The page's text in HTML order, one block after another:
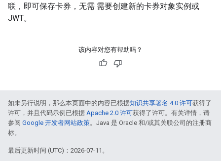
联，即可保存卡券，无需 需要创建新的卡券对象实例或
JWT。
该内容对您有帮助吗？
如未另行说明，那么本页面中的内容已根据知识共享署名 4.0 许可获得了
许可，并且代码示例已根据 Apache 2.0 许可获得了许可。有关详情，请
参阅 Google 开发者网站政策。Java 是 Oracle 和/或其关联公司的注册商
标。
最后更新时间 (UTC)：2026-07-11。